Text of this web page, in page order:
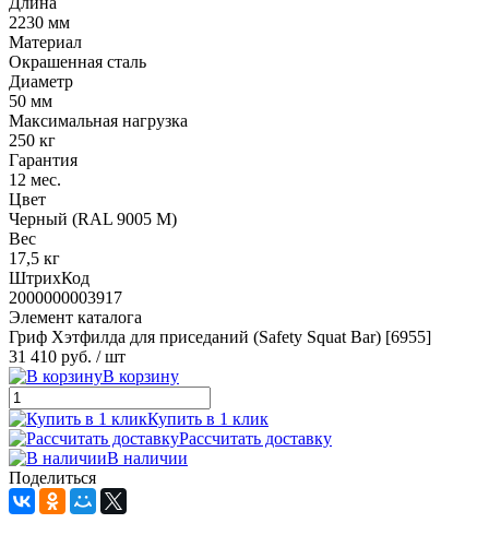
2230 мм
Материал
Окрашенная сталь
Диаметр
50 мм
Максимальная нагрузка
250 кг
Гарантия
12 мес.
Цвет
Черный (RAL 9005 М)
Вес
17,5 кг
ШтрихКод
2000000003917
Элемент каталога
Гриф Хэтфилда для приседаний (Safety Squat Bar) [6955]
31 410 руб. / шт
В корзину
Купить в 1 клик
Рассчитать доставку
В наличии
Поделиться